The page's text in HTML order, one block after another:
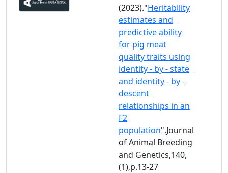
(2023)."Heritability
estimates and
predictive ability
for pig meat
quality traits using
identity - by - state
and identity - by -
descent
relationships in an
F2
population".Journal
of Animal Breeding
and Genetics,140,
(1),p.13-27